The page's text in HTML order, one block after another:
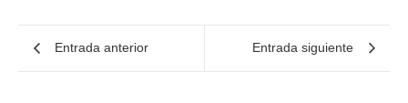
Entrada anterior Entrada siguiente